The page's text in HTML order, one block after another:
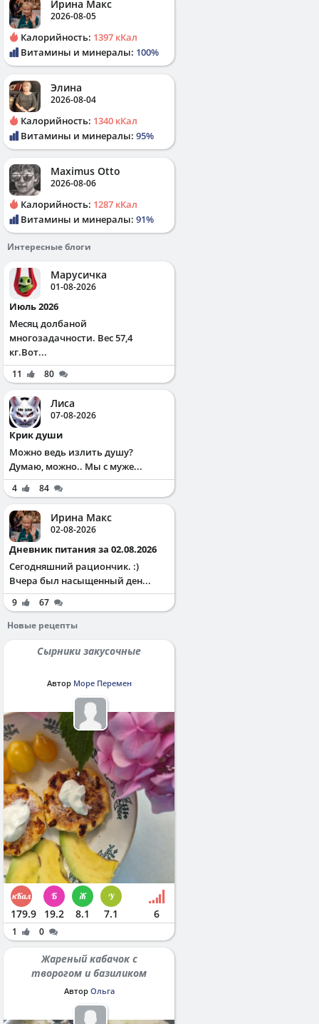
Ирина Макс
2026-08-05
Калорийность: 1397 кКал
Витамины и минералы: 100%
Элина
2026-08-04
Калорийность: 1340 кКал
Витамины и минералы: 95%
Maximus Otto
2026-08-06
Калорийность: 1287 кКал
Витамины и минералы: 91%
Интересные блоги
Марусичка
01-08-2026
Июль 2026
Месяц долбаной
многозадачности. Вес 57,4
кг.Вот...
11 80
Лиса
07-08-2026
Крик души
Можно ведь излить душу?
Думаю, можно.. Мы с муже...
4 84
Ирина Макс
02-08-2026
Дневник питания за 02.08.2026
Сегодняшний рациончик. :)
Вчера был насыщенный ден...
9
67
Новые рецепты
Сырники закусочные
Автор Море Перемен
179.9 19.2 8.1 7.1 6
1 0
Жареный кабачок с
творогом и базиликом
Автор Ольга